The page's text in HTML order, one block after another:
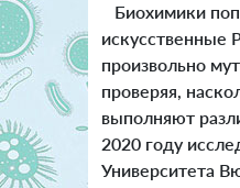
Биохимики
искусственные
произвольно
проверяя,
выполняют
2020 году
Университета